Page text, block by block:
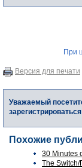
При
Версия для печати
Уважаемый
Похожие
30 Minutes
The